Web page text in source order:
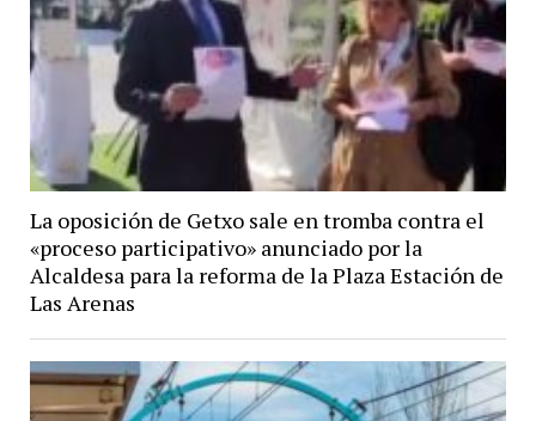
La oposición de Getxo sale en tromba contra el
«proceso participativo» anunciado por la
Alcaldesa para la reforma de la Plaza Estación de
Las Arenas